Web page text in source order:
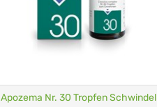
Apozema Nr. 30 Tropfen Schwindel